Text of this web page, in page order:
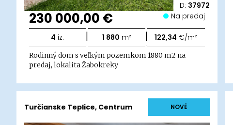
ID: 37972
230 000,00 € Na predaj
4 iz. | 1 880 m² | 122,34 €/m²
Rodinný dom s veľkým pozemkom 1880 m2 na
predaj, lokalita Žabokreky
Turčianske Teplice, Centrum NOVÉ